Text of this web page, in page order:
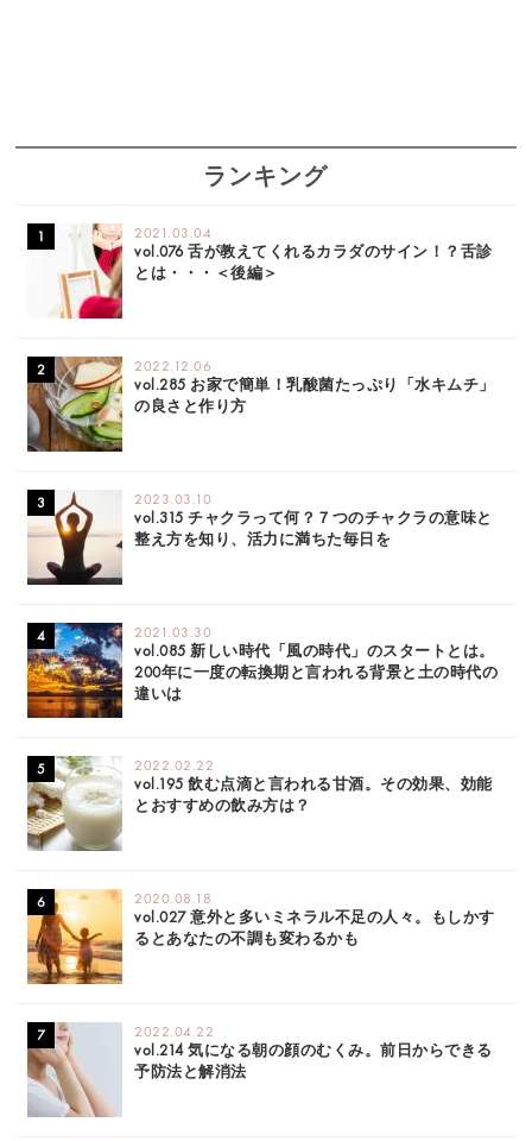
ランキング
2021.03.04
vol.076 舌が教えてくれるカラダのサイン！？舌診
とは・・・＜後編＞
2022.12.06
vol.285 お家で簡単！乳酸菌たっぷり「水キムチ」
の良さと作り方
2023.03.10
vol.315 チャクラって何？７つのチャクラの意味と
整え方を知り、活力に満ちた毎日を
2021.03.30
vol.085 新しい時代「風の時代」のスタートとは。
200年に一度の転換期と言われる背景と土の時代の
違いは
2022.02.22
vol.195 飲む点滴と言われる甘酒。その効果、効能
とおすすめの飲み方は？
2020.08.18
vol.027 意外と多いミネラル不足の人々。もしかす
るとあなたの不調も変わるかも
2022.04.22
vol.214 気になる朝の顔のむくみ。前日からできる
予防法と解消法